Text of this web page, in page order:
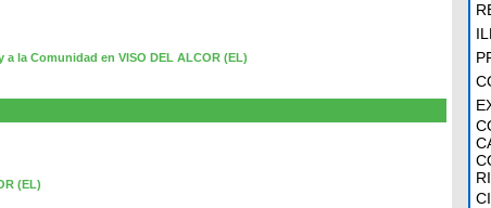
la Comunidad en VISO DEL ALCOR (EL)
(EL)